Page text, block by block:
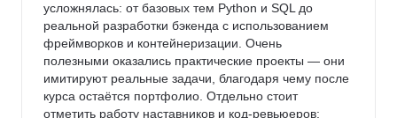
усложнялась: от базовых тем Python и SQL до
реальной разработки бэкенда с использованием
фреймворков и контейнеризации. Очень
полезными оказались практические проекты — они
имитируют реальные задачи, благодаря чему после
курса остаётся портфолио. Отдельно стоит
отметить работу наставников и код-ревьюеров: